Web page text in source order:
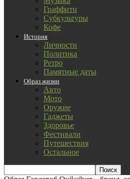
Граффити
Субкультуры
Кофе
История
Личности
Политика
Ретро
Памятные даты
Образ жизни
Авто
Мото
Оружие
Гаджеты
Здоровье
Фестивали
Путешествия
Остальное